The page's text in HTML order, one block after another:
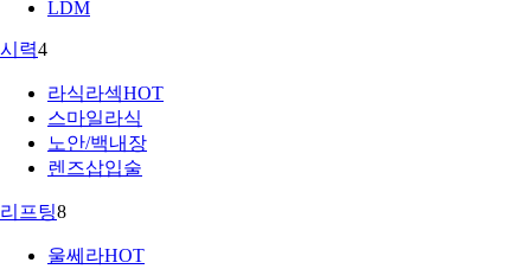
LDM
시력4
라식라섹HOT
스마일라식
노안/백내장
렌즈삽입술
리프팅8
울쎄라HOT